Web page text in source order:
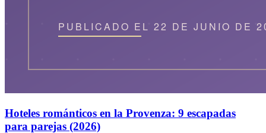
Hoteles románticos en la Provenza: 9 escapadas
para parejas (2026)